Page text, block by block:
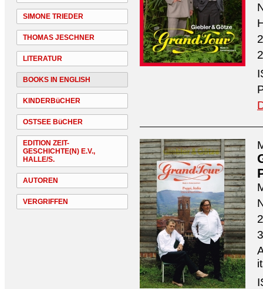
SIMONE TRIEDER
THOMAS JESCHNER
LITERATUR
BOOKS IN ENGLISH
KINDERBüCHER
OSTSEE BüCHER
EDITION ZEIT-
GESCHICHTE(N) E.V.,
HALLE/S.
AUTOREN
VERGRIFFEN